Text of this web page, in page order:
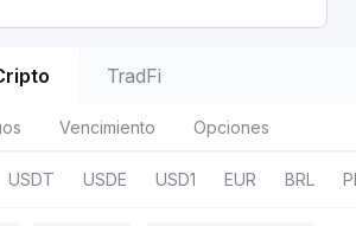
TradFi
Vencimiento Opciones
USDT USDE USD1 EUR BRL